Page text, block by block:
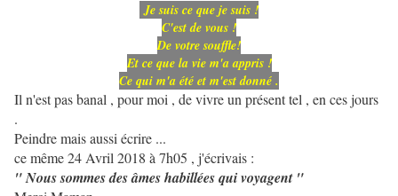
Je suis ce que je suis !
C'est de vous !
De votre souffle!
Et ce que la vie m'a appris !
Ce qui m'a été et m'est donné .
Il n'est pas banal , pour moi , de vivre un présent tel , en ces jours
.
Peindre mais aussi écrire ...
ce même 24 Avril 2018 à 7h05 , j'écrivais :
" Nous sommes des âmes habillées qui voyagent "